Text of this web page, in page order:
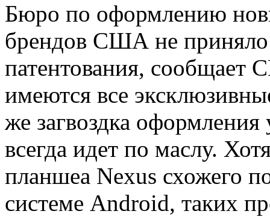
Бюро по оформлению
брендов США не приняло
патентования, сообщает
имеются все
же загвоздка оформления
всегда идет по маслу.
планшеа Nexus схожего
системе Android, таких